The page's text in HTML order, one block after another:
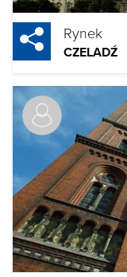
Rynek
CZELADŹ